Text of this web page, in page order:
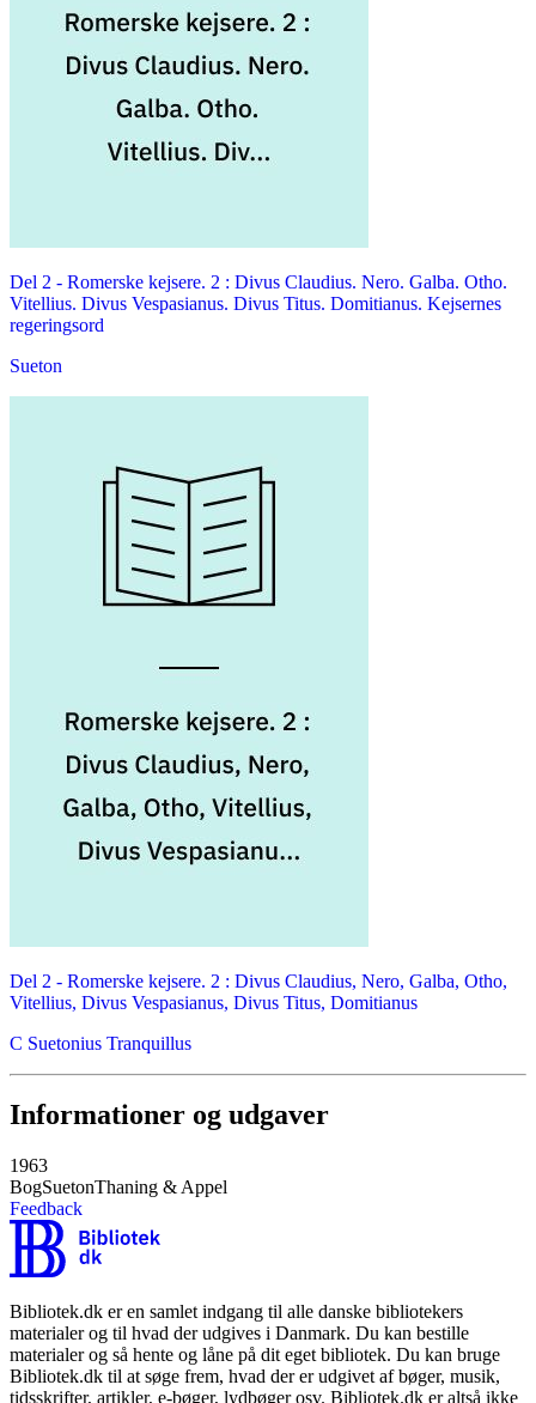
Del 2 - Romerske kejsere. 2 : Divus Claudius. Nero. Galba. Otho.
Vitellius. Divus Vespasianus. Divus Titus. Domitianus. Kejsernes
regeringsord
Sueton
Del 2 - Romerske kejsere. 2 : Divus Claudius, Nero, Galba, Otho,
Vitellius, Divus Vespasianus, Divus Titus, Domitianus
C Suetonius Tranquillus
Informationer og udgaver
1963
BogSuetonThaning & Appel
Feedback
Bibliotek.dk er en samlet indgang til alle danske bibliotekers
materialer og til hvad der udgives i Danmark. Du kan bestille
materialer og så hente og låne på dit eget bibliotek. Du kan bruge
Bibliotek.dk til at søge frem, hvad der er udgivet af bøger, musik,
tidsskrifter, artikler, e-bøger, lydbøger osv. Bibliotek.dk er altså ikke